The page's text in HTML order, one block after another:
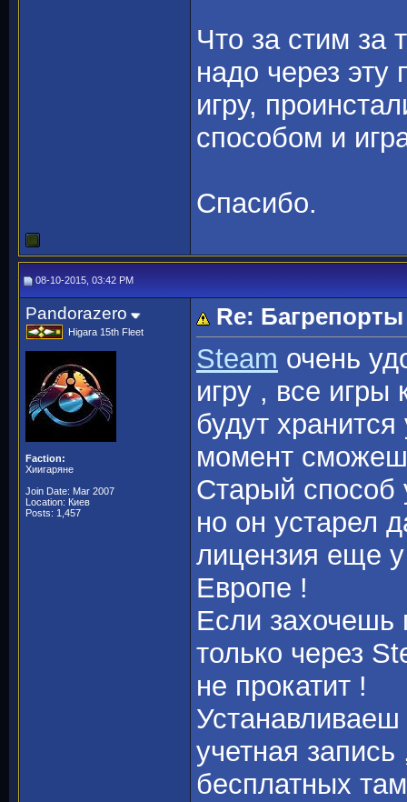
Что за стим за
надо через эту
игру,
способом и
Спасибо.
08-10-2015, 03:42 PM
Pandorazero
Higara 15th Fleet
Faction:
Хиигаряне
Join Date: Mar 2007
Location: Киев
Posts: 1,457
Re: Багрепорты
Steam очень
игру , все игры
будут
момент
Старый способ
но он устарел
лицензия еще у
Европе !
Если захочешь
только через
не прокатит !
Устанавливаеш
учетная
бесплатных